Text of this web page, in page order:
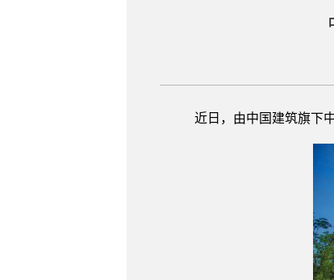
近日，由中国建筑旗下